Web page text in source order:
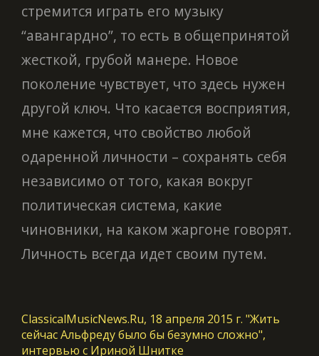
стремится играть его музыку
“авангардно”, то есть в общепринятой
жесткой, грубой манере. Новое
поколение чувствует, что здесь нужен
другой ключ. Что касается восприятия,
мне кажется, что свойство любой
одаренной личности – сохранять себя
независимо от того, какая вокруг
политическая система, какие
чиновники, на каком жаргоне говорят.
Личность всегда идет своим путем.
ClassicalMusicNews.Ru, 18 апреля 2015 г. "Жить
сейчас Альфреду было бы безумно сложно",
интервью с Ириной Шнитке